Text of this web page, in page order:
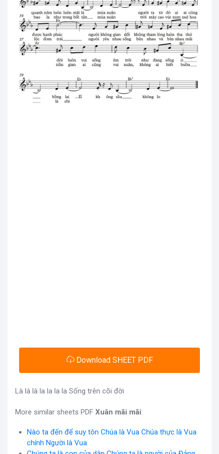
Download SHEET PDF
Là lá là la la la la Sống trên cõi đời
More similar sheets PDF Xuân mãi mãi:
Nào ta đến để suy tôn Chúa là Vua Chúa thực là Vua
chính Người là Vua